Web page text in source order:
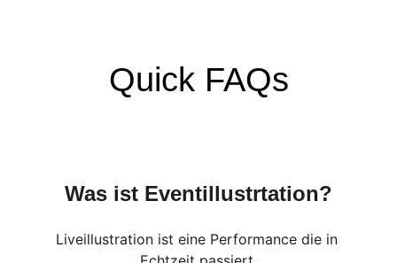
Quick FAQs
Was ist Eventillustrtation?
Liveillustration ist eine Performance die in